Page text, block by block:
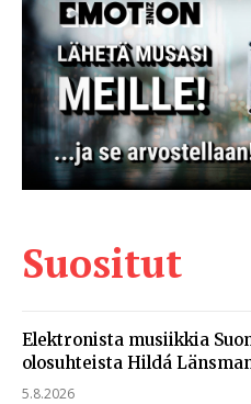
Suositut
Elektronista musiikkia
olosuhteista Hildá
5.8.2026